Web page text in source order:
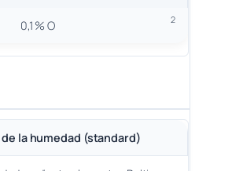
0,1 % O 2
la humedad (standard)